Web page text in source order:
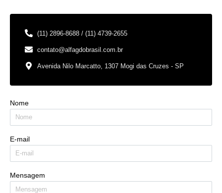
(11) 2896-8688 / (11) 4739-2655
contato@alfagdobrasil.com.br
Avenida Nilo Marcatto, 1307 Mogi das Cruzes - SP
Nome
E-mail
Mensagem